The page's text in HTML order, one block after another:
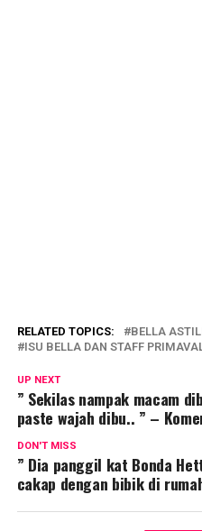
RELATED TOPICS:
BELLA
ISU BELLA DAN STAFF
UP NEXT
” Sekilas nampak macam
paste wajah dibu.. ” –
DON'T MISS
” Dia panggil kat Bonda
cakap dengan bibik di